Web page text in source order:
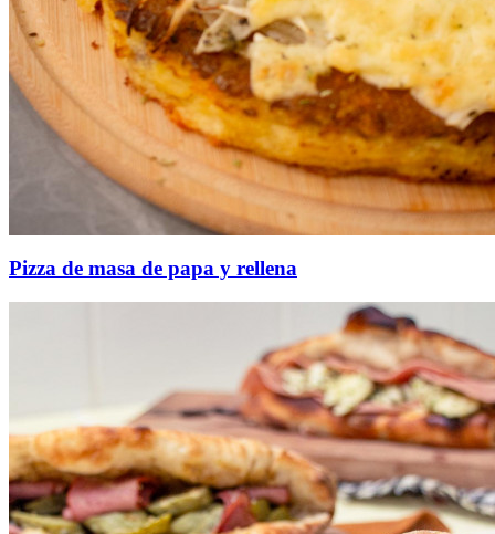
Pizza de masa de papa y rellena